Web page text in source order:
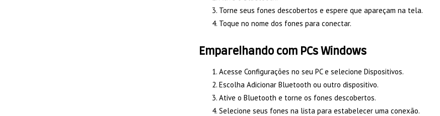
Torne seus fones descobertos e espere que apareçam na tela.
Toque no nome dos fones para conectar.
Emparelhando com PCs Windows
Acesse Configurações no seu PC e selecione Dispositivos.
Escolha Adicionar Bluetooth ou outro dispositivo.
Ative o Bluetooth e torne os fones descobertos.
Selecione seus fones na lista para estabelecer uma conexão.